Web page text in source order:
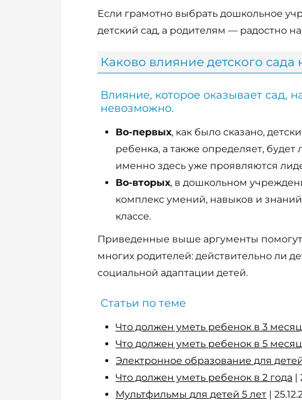
Если грамотно выбрать дошкольное
детский сад, а родителям — радостно
Каково влияние детского
Влияние, которое оказывает сад,
невозможно.
Во-первых, как было сказано,
ребенка, а также определяет,
именно здесь уже проявляются
Во-вторых, в дошкольном
комплекс умений, навыков и
классе.
Приведенные выше аргументы
многих родителей: действительно ли
социальной адаптации детей.
Статьи по теме
Что должен уметь ребенок в 3
Что должен уметь ребенок в 5
Электронное образование для
Что должен уметь ребенок в 2 года |
Мультфильмы для детей 5 лет |